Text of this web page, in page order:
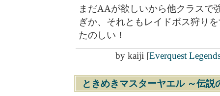
まだAAが欲しいから他クラスで
ぎか、それともレイドボス狩り
たのしい！
by kaiji [Everquest
ときめきマスターヤエル ～伝説